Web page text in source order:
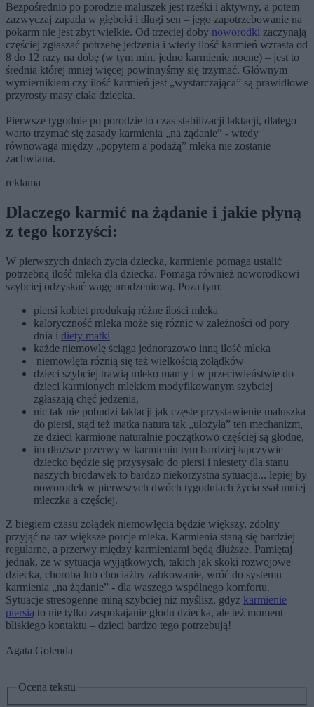
Bezpośrednio po porodzie maluszek jest rześki i aktywny, a potem
zazwyczaj zapada w głęboki i długi sen – jego zapotrzebowanie na
pokarm nie jest zbyt wielkie. Od trzeciej doby noworodki zaczynają
częściej zgłaszać potrzebę jedzenia i wtedy ilość karmień wzrasta od
8 do 12 razy na dobę (w tym min. jedno karmienie nocne) – jest to
średnia której mniej więcej powinnyśmy się trzymać. Głównym
wymiernikiem czy ilość karmień jest „wystarczająca” są prawidłowe
przyrosty masy ciała dziecka.
Pierwsze tygodnie po porodzie to czas stabilizacji laktacji, dlatego
warto trzymać się zasady karmienia „na żądanie” - wtedy
równowaga między „popytem a podażą” mleka nie zostanie
zachwiana.
reklama
Dlaczego karmić na żądanie i jakie płyną
z tego korzyści:
W pierwszych dniach życia dziecka, karmienie pomaga ustalić
potrzebną ilość mleka dla dziecka. Pomaga również noworodkowi
szybciej odzyskać wagę urodzeniową. Poza tym:
piersi kobiet produkują różne ilości mleka
kaloryczność mleka może się różnic w zależności od pory
dnia i diety matki
każde niemowlę ściąga jednorazowo inną ilość mleka
niemowlęta różnią się też wielkością żołądków
dzieci szybciej trawią mleko mamy i w przeciwieństwie do
dzieci karmionych mlekiem modyfikowanym szybciej
zgłaszają chęć jedzenia,
nic tak nie pobudzi laktacji jak częste przystawienie maluszka
do piersi, stąd też matka natura tak „ułożyła” ten mechanizm,
że dzieci karmione naturalnie początkowo częściej są głodne,
im dłuższe przerwy w karmieniu tym bardziej łapczywie
dziecko będzie się przysysało do piersi i niestety dla stanu
naszych brodawek to bardzo niekorzystna sytuacja... lepiej by
noworodek w pierwszych dwóch tygodniach życia ssał mniej
mleczka a częściej.
Z biegiem czasu żołądek niemowlęcia będzie większy, zdolny
przyjąć na raz większe porcje mleka. Karmienia staną się bardziej
regularne, a przerwy między karmieniami będą dłuższe. Pamiętaj
jednak, że w sytuacja wyjątkowych, takich jak skoki rozwojowe
dziecka, choroba lub chociażby ząbkowanie, wróć do systemu
karmienia „na żądanie” - dla waszego wspólnego komfortu.
Sytuacje stresogenne miną szybciej niż myślisz, gdyż karmienie
piersią to nie tylko zaspokajanie głodu dziecka, ale też moment
bliskiego kontaktu – dzieci bardzo tego potrzebują!
Agata Golenda
Ocena tekstu